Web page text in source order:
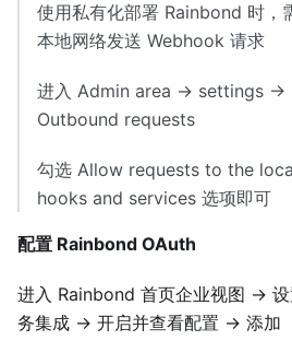
使用私有化部署 Rainbond 时，
本地网络发送 Webhook 请求
进入 Admin area → settings →
Outbound requests
勾选 Allow requests to the
hooks and services 选项即可
配置 Rainbond OAuth
进入 Rainbond 首页企业视图 →
务集成 → 开启并查看配置 → 添加